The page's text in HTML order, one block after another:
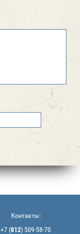
Контакты:
+7 (812) 509-58-70